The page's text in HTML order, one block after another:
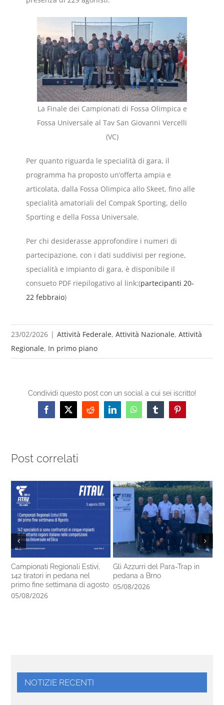
La Finale dei Campionati di Fossa Olimpica e
Fossa Universale al Tav San Giovanni Vercelli
(VC)
Per quanto riguarda le specialità di gara, il
programma ha proposto un’offerta ampia e
articolata, dalla Fossa Olimpica allo Skeet, fino alle
specialità amatoriali del Compak Sporting, dello
Sporting e della Fossa Universale.
Per chi desiderasse approfondire i numeri di
partecipazione, con i dati suddivisi per regione,
specialità e impianto di gara, è disponibile il
consueto PDF riepilogativo al link:(partecipanti 20-
22 febbraio)
23/02/2026 | Attività Federale,Attività Nazionale,Attività
Regionale, In primo piano
Condividi questo post con un social a cui sei iscritto!
Facebook
X RedditLinkedInWhatsAppTumblrPinterest
Post correlati
Campionati Regionali Estivi,
142 tiratori in pedana nel
primo fine settimana di agosto
05/08/2026
Gli Azzurri del Para-Trap in
pedana a Brno
05/08/2026
NOTIZIE RECENTI